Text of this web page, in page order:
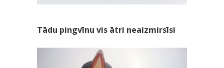
Tādu pingvīnu vis ātri neaizmirsīsi